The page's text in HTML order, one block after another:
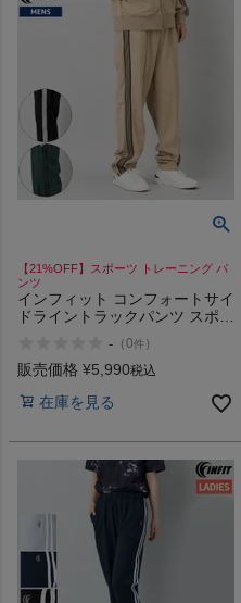
【21%OFF】スポーツ トレーニング パ
ンツ
インフィット コンフォートサイ
ドライントラックパンツ スポー
ネス ランニング 旅行 トラベル
ジャージ ロングパンツ セット
- （0件 ）
販売価格 ¥5,990税込
在庫を見る